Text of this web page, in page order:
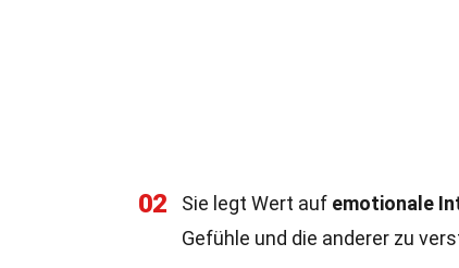
02 Sie legt Wert auf emotionale
Gefühle und die anderer zu